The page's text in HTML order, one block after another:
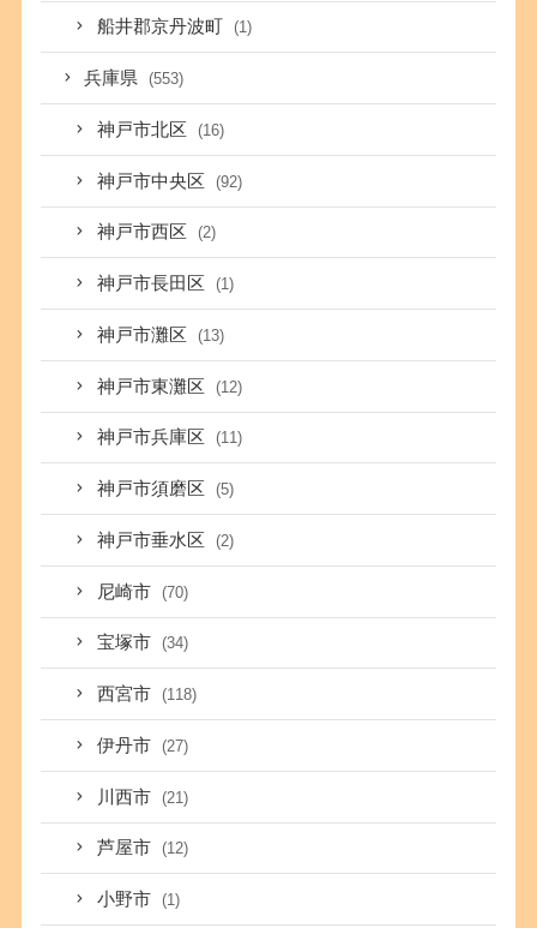
船井郡京丹波町 (1)
兵庫県 (553)
神戸市北区 (16)
神戸市中央区 (92)
神戸市西区 (2)
神戸市長田区 (1)
神戸市灘区 (13)
神戸市東灘区 (12)
神戸市兵庫区 (11)
神戸市須磨区 (5)
神戸市垂水区 (2)
尼崎市 (70)
宝塚市 (34)
西宮市 (118)
伊丹市 (27)
川西市 (21)
芦屋市 (12)
小野市 (1)